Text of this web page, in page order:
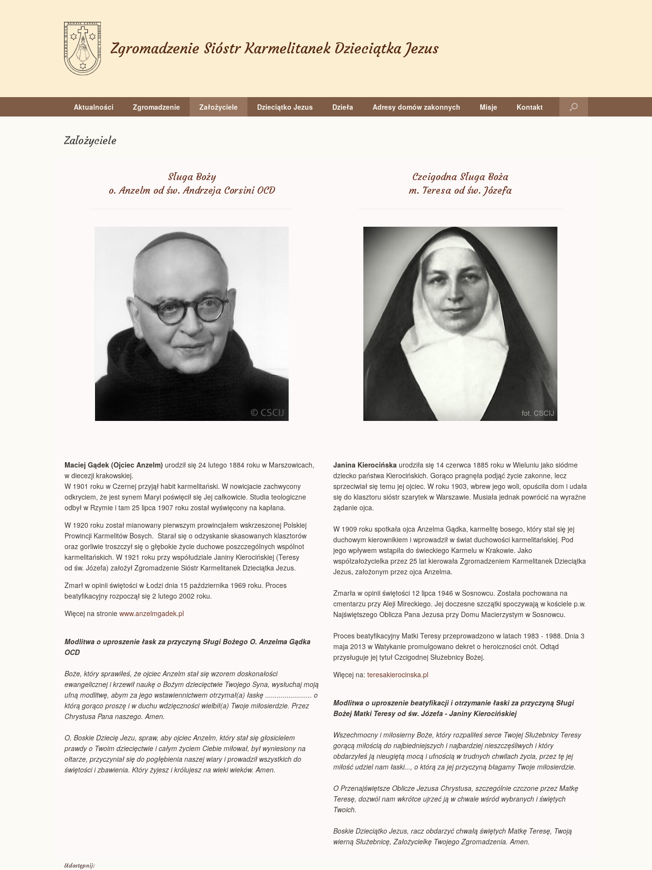
Zgromadzenie Sióstr Karmelitanek Dzieciątka Jezus
Aktualności Zgromadzenie Założyciele Dzieciątko Jezus Dzieła Adresy domów zakonnych Misje Kontakt
Założyciele
Sługa Boży
o. Anzelm od św. Andrzeja Corsini OCD
Maciej Gądek (Ojciec Anzelm) urodził się 24 lutego 1884 roku w Marszowicach,
w diecezji krakowskiej.
W 1901 roku w Czernej przyjął habit karmelitański. W nowicjacie zachwycony
odkryciem, że jest synem Maryi poświęcił się Jej całkowicie. Studia teologiczne
odbył w Rzymie i tam 25 lipca 1907 roku został wyświęcony na kapłana.
W 1920 roku został mianowany pierwszym prowincjałem wskrzeszonej Polskiej
Prowincji Karmelitów Bosych. Starał się o odzyskanie skasowanych klasztorów
oraz gorliwie troszczył się o głębokie życie duchowe poszczególnych wspólnot
karmelitańskich. W 1921 roku przy współudziale Janiny Kierocińskiej (Teresy
od św. Józefa) założył Zgromadzenie Sióstr Karmelitanek Dzieciątka Jezus.
Zmarł w opinii świętości w Łodzi dnia 15 października 1969 roku. Proces
beatyfikacyjny rozpoczął się 2 lutego 2002 roku.
Więcej na stronie www.anzelmgadek.pl
Modlitwa o uproszenie łask za przyczyną Sługi Bożego O. Anzelma Gądka
OCD
Boże, który sprawiłeś, że ojciec Anzelm stał się wzorem doskonałości
ewangelicznej i krzewił naukę o Bożym dziecięctwie Twojego Syna, wysłuchaj moją
ufną modlitwę, abym za jego wstawiennictwem otrzymał(a) łaskę ........................ o
którą gorąco proszę i w duchu wdzięczności wielbił(a) Twoje miłosierdzie. Przez
Chrystusa Pana naszego. Amen.
O, Boskie Dziecię Jezu, spraw, aby ojciec Anzelm, który stał się głosicielem
prawdy o Twoim dziecięctwie i całym życiem Ciebie miłował, był wyniesiony na
ołtarze, przyczyniał się do pogłębienia naszej wiary i prowadził wszystkich do
świętości i zbawienia. Który żyjesz i królujesz na wieki wieków. Amen.
Czcigodna Sługa Boża
m. Teresa od św. Józefa
Janina Kierocińska urodziła się 14 czerwca 1885 roku w Wieluniu jako siódme
dziecko państwa Kierocińskich. Gorąco pragnęła podjąć życie zakonne, lecz
sprzeciwiał się temu jej ojciec. W roku 1903, wbrew jego woli, opuściła dom i udała
się do klasztoru sióstr szarytek w Warszawie. Musiała jednak powrócić na wyraźne
żądanie ojca.
W 1909 roku spotkała ojca Anzelma Gądka, karmelitę bosego, który stał się jej
duchowym kierownikiem i wprowadził w świat duchowości karmelitańskiej. Pod
jego wpływem wstąpiła do świeckiego Karmelu w Krakowie. Jako
współzałożycielka przez 25 lat kierowała Zgromadzeniem Karmelitanek Dzieciątka
Jezus, założonym przez ojca Anzelma.
Zmarła w opinii świętości 12 lipca 1946 w Sosnowcu. Została pochowana na
cmentarzu przy Aleji Mireckiego. Jej doczesne szczątki spoczywają w kościele p.w.
Najświętszego Oblicza Pana Jezusa przy Domu Macierzystym w Sosnowcu.
Proces beatyfikacyjny Matki Teresy przeprowadzono w latach 1983 - 1988. Dnia 3
maja 2013 w Watykanie promulgowano dekret o heroiczności cnót. Odtąd
przysługuje jej tytuł Czcigodnej Służebnicy Bożej.
Więcej na: teresakierocinska.pl
Modlitwa o uproszenie beatyfikacji i otrzymanie łaski za przyczyną Sługi
Bożej Matki Teresy od św. Józefa - Janiny Kierocińskiej
Wszechmocny i miłosierny Boże, który rozpaliłeś serce Twojej Służebnicy Teresy
gorącą miłością do najbiedniejszych i najbardziej nieszczęśliwych i który
obdarzyłeś ją nieugiętą mocą i ufnością w trudnych chwilach życia, przez tę jej
miłość udziel nam łaski..., o którą za jej przyczyną błagamy Twoje miłosierdzie.
O Przenajświętsze Oblicze Jezusa Chrystusa, szczególnie czczone przez Matkę
Teresę, dozwól nam wkrótce ujrzeć ją w chwale wśród wybranych i świętych
Twoich.
Boskie Dzieciątko Jezus, racz obdarzyć chwałą świętych Matkę Teresę, Twoją
wierną Służebnicę, Założycielkę Twojego Zgromadzenia. Amen.
Udostępnij: